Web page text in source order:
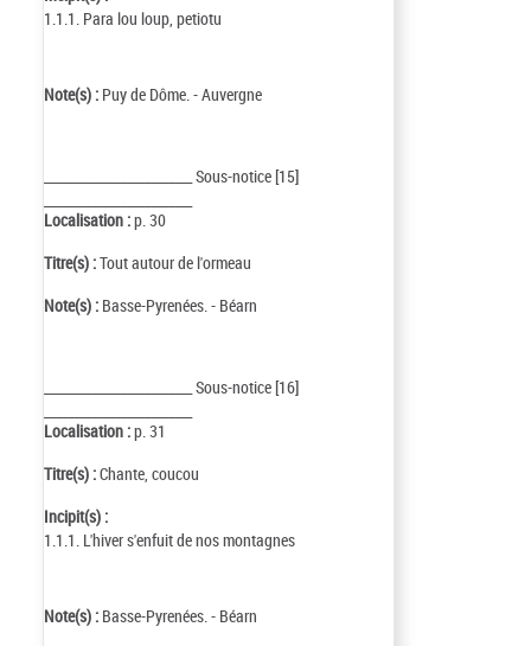
1.1.1. Para lou loup, petiotu
Note(s) : Puy de Dôme. - Auvergne
_________________________ Sous-notice [15]
Localisation :p. 30
Titre(s) :Tout autour de l'ormeau
Note(s) : Basse-Pyrenées. - Béarn
_________________________ Sous-notice [16]
Localisation :p. 31
Titre(s) :Chante, coucou
Incipit(s) :
1.1.1. L'hiver s'enfuit de nos montagnes
Note(s) : Basse-Pyrenées. - Béarn